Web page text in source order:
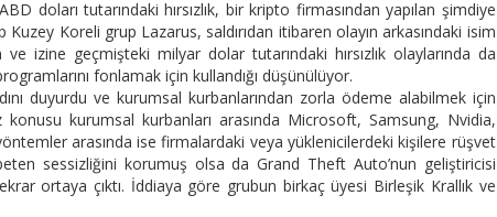
doları tutarındaki hırsızlık, bir kripto firmasından yapılan şimdiye
Kuzey Koreli grup Lazarus, saldırıdan itibaren olayın arkasındaki isim
izine geçmişteki milyar dolar tutarındaki hırsızlık olaylarında da
fonlamak için kullandığı düşünülüyor.
duyurdu ve kurumsal kurbanlarından zorla ödeme alabilmek için
konusu kurumsal kurbanları arasında Microsoft, Samsung, Nvidia,
arasında ise firmalardaki veya yüklenicilerdeki kişilere rüşvet
sessizliğini korumuş olsa da Grand Theft Auto’nun geliştiricisi
ortaya çıktı. İddiaya göre grubun birkaç üyesi Birleşik Krallık ve